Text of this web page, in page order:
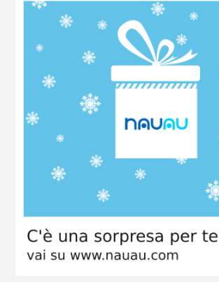
Alcuni test sono falliti,
07.08.2026 14:02
Ci sono problemi all’infrastruttura,
Ci sono problemi all’infrastruttura,
>> Tutte le soluzioni Software
Gestionale imprese
Gestionale per Ristorante
Customer Relationship Management
Non hai trovato ciò che ti interessa?
Prodotti grafici
Business start pack